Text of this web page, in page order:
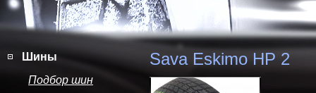
Шины
Подбор шин
Sava Eskimo HP 2